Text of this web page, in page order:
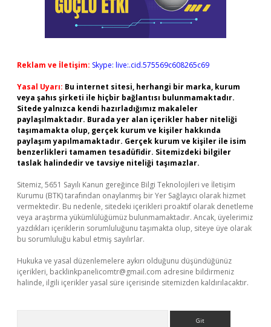
Reklam ve İletişim: Skype: live:.cid.575569c608265c69
Yasal Uyarı: Bu internet sitesi, herhangi bir marka, kurum
veya şahıs şirketi ile hiçbir bağlantısı bulunmamaktadır.
Sitede yalnızca kendi hazırladığımız makaleler
paylaşılmaktadır. Burada yer alan içerikler haber niteliği
taşımamakta olup, gerçek kurum ve kişiler hakkında
paylaşım yapılmamaktadır. Gerçek kurum ve kişiler ile isim
benzerlikleri tamamen tesadüfidir. Sitemizdeki bilgiler
taslak halindedir ve tavsiye niteliği taşımazlar.
Sitemiz, 5651 Sayılı Kanun gereğince Bilgi Teknolojileri ve İletişim
Kurumu (BTK) tarafından onaylanmış bir Yer Sağlayıcı olarak hizmet
vermektedir. Bu nedenle, sitedeki içerikleri proaktif olarak denetleme
veya araştırma yükümlülüğümüz bulunmamaktadır. Ancak, üyelerimiz
yazdıkları içeriklerin sorumluluğunu taşımakta olup, siteye üye olarak
bu sorumluluğu kabul etmiş sayılırlar.
Hukuka ve yasal düzenlemelere aykırı olduğunu düşündüğünüz
içerikleri, backlinkpanelicomtr@gmail.com adresine bildirmeniz
halinde, ilgili içerikler yasal süre içerisinde sitemizden kaldırılacaktır.